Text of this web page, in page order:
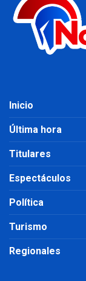
Inicio
Última hora
Titulares
Espectáculos
Política
Turismo
Regionales